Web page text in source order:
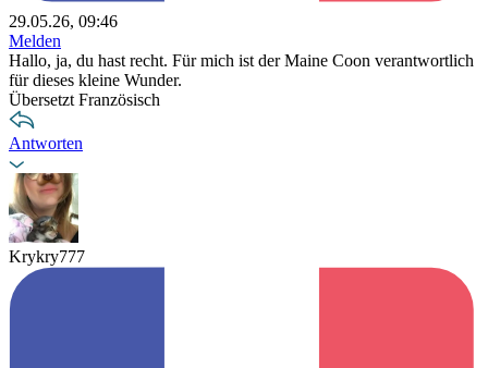
29.05.26, 09:46
Melden
Hallo, ja, du hast recht. Für mich ist der Maine Coon verantwortlich
für dieses kleine Wunder.
Übersetzt Französisch
Antworten
Krykry777